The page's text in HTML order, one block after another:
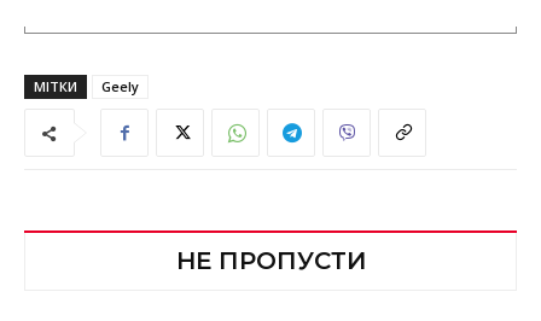
МІТКИ Geely
НЕ ПРОПУСТИ